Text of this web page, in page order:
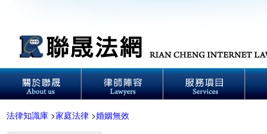
法律知識庫 >家庭法律 >婚姻無效